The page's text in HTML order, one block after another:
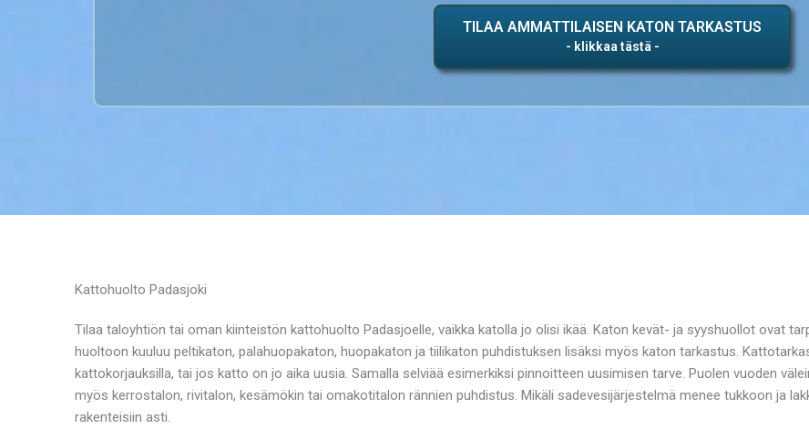
TILAA AMMATTILAISEN KATON TARKASTUS
Kattohuolto Padasjoki
Tilaa taloyhtiön tai oman kiinteistön kattohuolto Padasjoelle, vaikka katolla jo olisi ikää. Katon kevät- ja syyshuollot ovat
huoltoon kuuluu peltikaton, palahuopakaton, huopakaton ja tiilikaton puhdistuksen lisäksi myös katon tarkastus.
kattokorjauksilla, tai jos katto on jo aika uusia. Samalla selviää esimerkiksi pinnoitteen uusimisen tarve. Puolen vuoden
myös kerrostalon, rivitalon, kesämökin tai omakotitalon rännien puhdistus. Mikäli sadevesijärjestelmä menee tukkoon ja
rakenteisiin asti.